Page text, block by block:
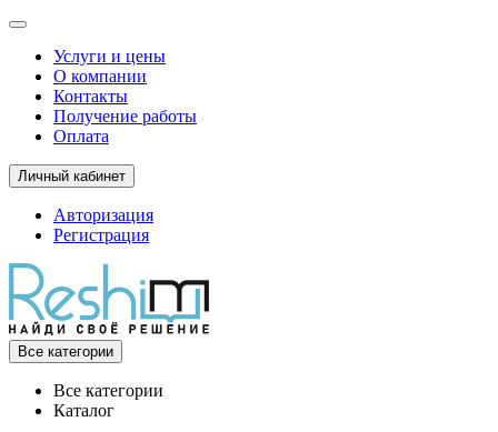
Услуги и цены
О компании
Контакты
Получение работы
Оплата
Личный кабинет
Авторизация
Регистрация
Все категории
Все категории
Каталог